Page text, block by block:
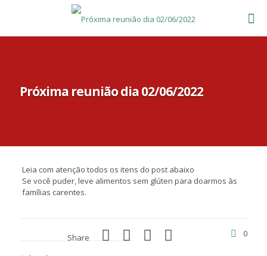
Próxima reunião dia 02/06/2022
Leia com atenção todos os itens do post abaixo
Se você puder, leve alimentos sem glúten para doarmos às
famílias carentes.
Share 0